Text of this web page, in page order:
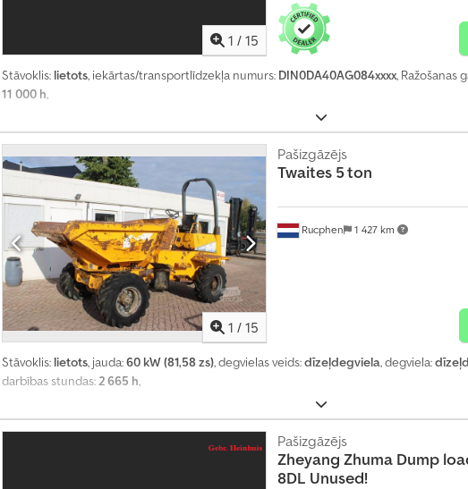
1 / 15
Stāvoklis: lietots, iekārtas/transportlīdzekļa numurs: DIN0DA40AG084xxxx, Ražošanas
11 000 h,
1 / 15
Rucphen 1 427 km
Pašizgāzējs
Twaites 5 ton
Stāvoklis: lietots, jauda:60 kW (81,58 zs), degvielas veids:dīzeļdegviela, degviela:
darbības stundas:2 665 h,
Pašizgāzējs
Zheyang Zhuma Dump
8DL Unused!